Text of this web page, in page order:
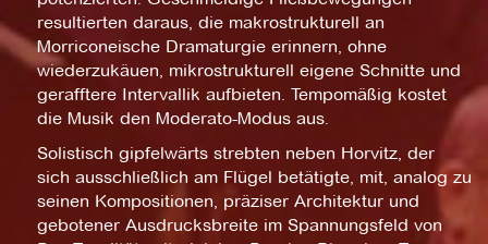
resultierten daraus, die makrostrukturell an
Morriconeische Dramaturgie erinnern, ohne
wiederzukäuen, mikrostrukturell eigene Schnitte und
gerafftere Intervallik aufbieten. Tempomäßig kostet
die Musik den Moderato-Modus aus.
Solistisch gipfelwärts strebten neben Horvitz, der
sich ausschließlich am Flügel betätigte, mit, analog zu
seinen Kompositionen, präziser Architektur und
gebotener Ausdrucksbreite im Spannungsfeld von